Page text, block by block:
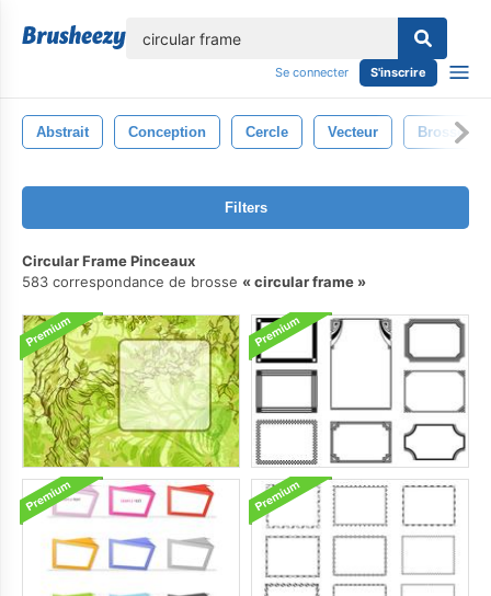
Se connecter S'inscrire
Abstrait Conception Cercle Vecteur Brosse
Filters
Circular Frame Pinceaux
583 correspondance de brosse
circular frame